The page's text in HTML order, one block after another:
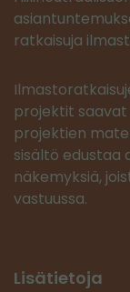
ratkaisuja
projektit saavat
projektien
sisältö edustaa
näkemyksiä,
vastuussa.
Lisätietoja